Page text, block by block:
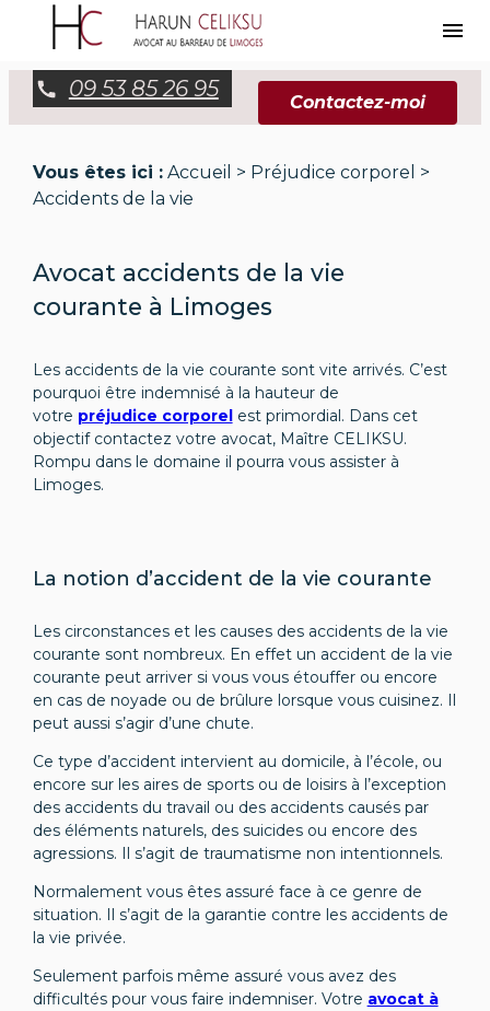
menu
09 53 85 26 95
Contactez-moi
Vous êtes ici : Accueil > Préjudice corporel >
Accidents de la vie
Avocat accidents de la vie
courante à Limoges
Les accidents de la vie courante sont vite arrivés. C’est
pourquoi être indemnisé à la hauteur de
votre préjudice corporelest primordial. Dans cet
objectif contactez votre avocat, Maître CELIKSU.
Rompu dans le domaine il pourra vous assister à
Limoges.
La notion d’accident de la vie courante
Les circonstances et les causes des accidents de la vie
courante sont nombreux. En effet un accident de la vie
courante peut arriver si vous vous étouffer ou encore
en cas de noyade ou de brûlure lorsque vous cuisinez. Il
peut aussi s’agir d’une chute.
Ce type d’accident intervient au domicile, à l’école, ou
encore sur les aires de sports ou de loisirs à l’exception
des accidents du travail ou des accidents causés par
des éléments naturels, des suicides ou encore des
agressions. Il s’agit de traumatisme non intentionnels.
Normalement vous êtes assuré face à ce genre de
situation. Il s’agit de la garantie contre les accidents de
la vie privée.
Seulement parfois même assuré vous avez des
difficultés pour vous faire indemniser. Votre avocat à
Panneau de gestion des cookies